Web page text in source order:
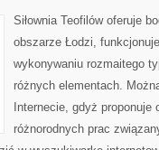
Siłownia Teofilów oferuje
obszarze Łodzi,
wykonywaniu rozmaitego
różnych elementach.
Internecie, gdyż proponuje
różnorodnych prac